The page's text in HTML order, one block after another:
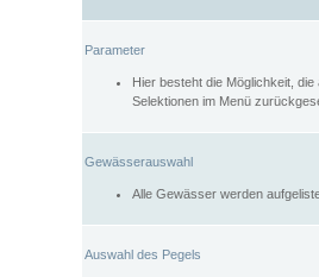
Parameter
Hier besteht die Möglichkeit,
Selektionen im Menü
Gewässerauswahl
Alle Gewässer werden
Auswahl des Pegels